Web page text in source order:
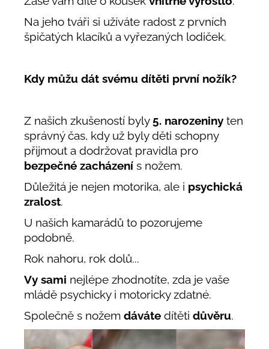
Na jeho tváři si užíváte radost z prvních
špičatých klacíků a vyřezaných lodiček.
Kdy můžu dát svému dítěti první nožík?
Z našich zkušeností byly 5. narozeniny ten
správný čas, kdy už byly děti schopny
přijmout a dodržovat pravidla pro
bezpečné zacházení s nožem.
Důležitá je nejen motorika, ale i psychická
zralost.
U našich kamarádů to pozorujeme
podobně.
Rok nahoru, rok dolů...
Vy sami nejlépe zhodnotíte, zda je vaše
mládě psychicky i motoricky zdatné.
Společně s nožem dáváte dítěti důvěru.